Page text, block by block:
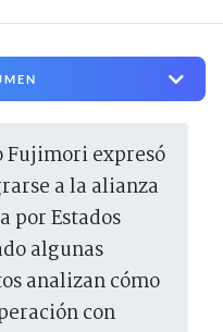
a la alianza
por Estados
algunas
analizan cómo
con